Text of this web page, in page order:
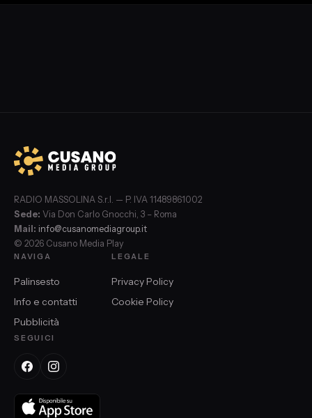
RADIO MASSOLINA S.r.l. — P. IVA 11489861002
Sede: Via Don Carlo Gnocchi, 3 – Roma
Mail: info@cusanomediagroup.it
© 2026 Cusano Media Play
NAVIGA
Palinsesto
Info e contatti
Pubblicità
LEGALE
Privacy Policy
Cookie Policy
SEGUICI